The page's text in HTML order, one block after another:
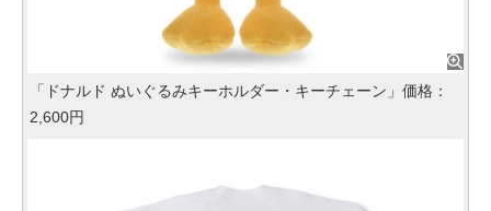
「ドナルド ぬいぐるみキーホルダー・キーチェーン」価格：
2,600円